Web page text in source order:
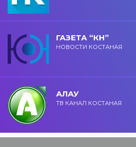
ГАЗЕТА “КН”
НОВОСТИ КОСТАНАЯ
АЛАУ
ТВ КАНАЛ КОСТАНАЯ